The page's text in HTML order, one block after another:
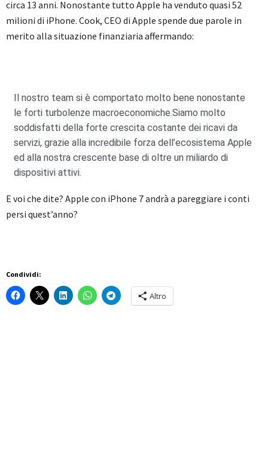
circa 13 anni. Nonostante tutto Apple ha venduto quasi 52
milioni di iPhone. Cook, CEO di Apple spende due parole in
merito alla situazione finanziaria affermando:
Il nostro team si è comportato molto bene nonostante
le forti turbolenze macroeconomiche.Siamo molto
soddisfatti della forte crescita costante dei ricavi da
servizi, grazie alla incredibile forza dell’ecosistema Apple
ed alla nostra crescente base di oltre un miliardo di
dispositivi attivi.
E voi che dite? Apple con iPhone 7 andrà a pareggiare i conti
persi quest’anno?
Condividi:
Altro